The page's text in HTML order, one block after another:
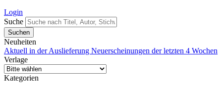
Login
Suche
Neuheiten
Aktuell in der Auslieferung Neuerscheinungen der letzten 4 Wochen
Verlage
Kategorien